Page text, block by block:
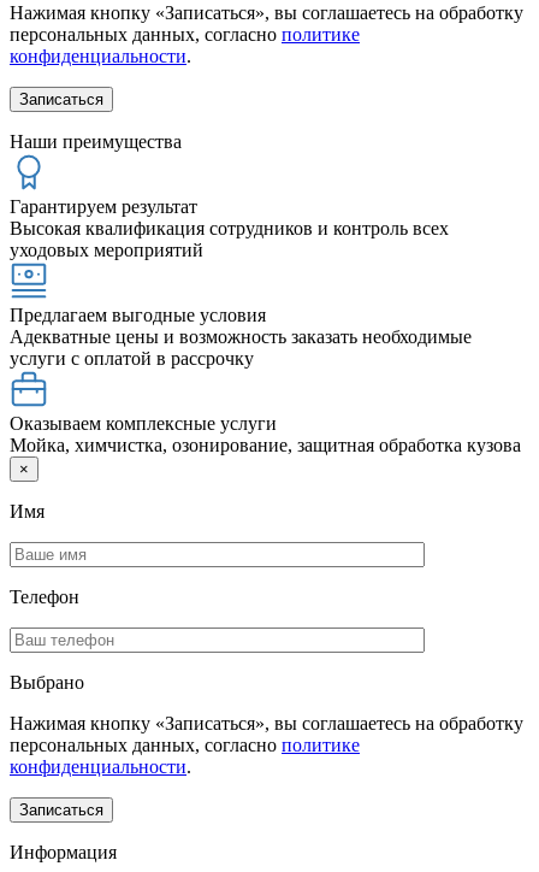
Нажимая кнопку «Записаться», вы соглашаетесь на обработку
персональных данных, согласно политике
конфиденциальности.
Наши преимущества
Гарантируем результат
Высокая квалификация сотрудников и контроль всех
уходовых мероприятий
Предлагаем выгодные условия
Адекватные цены и возможность заказать необходимые
услуги с оплатой в рассрочку
Оказываем комплексные услуги
Мойка, химчистка, озонирование, защитная обработка кузова
×
Имя
Телефон
Выбрано
Нажимая кнопку «Записаться», вы соглашаетесь на обработку
персональных данных, согласно политике
конфиденциальности.
Информация